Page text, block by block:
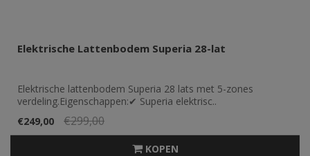
Elektrische Lattenbodem Superia 28-lat
Elektrische lattenbodem Superia 28 lats met 5-zones
verdeling.Eigenschappen:✔ Superia elektrisc..
€249,00
€299,00
KOPEN